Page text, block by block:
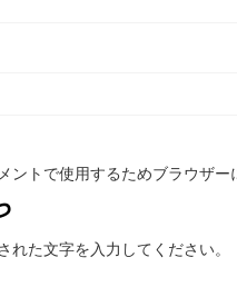
ントで使用するためブラウザー
れた文字を入力してください。